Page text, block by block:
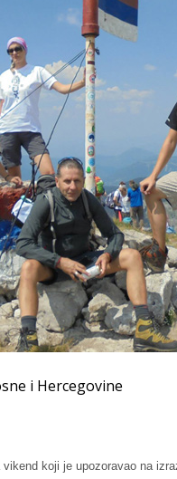
i Hercegovine
koji je upozoravao na